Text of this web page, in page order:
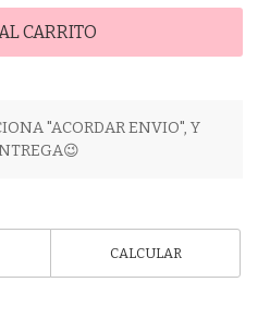
CARRITO
"ACORDAR ENVIO", Y
CALCULAR